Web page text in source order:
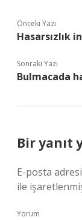
Önceki Yazı
Hasarsızlık
Sonraki Yazı
Bulmacada
Bir yanıt
E-posta
ile
Yorum